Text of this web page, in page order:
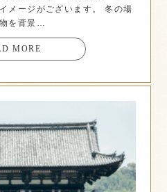
メージがございます。 冬の場
を背景…
MORE